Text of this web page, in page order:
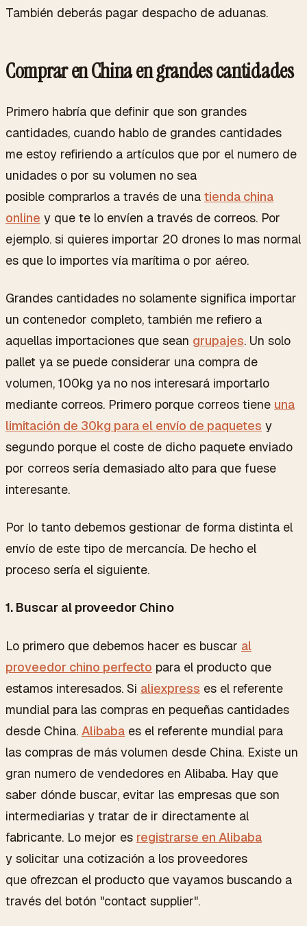
También deberás pagar despacho de aduanas.
Comprar en China en grandes cantidades
Primero habría que definir que son grandes
cantidades, cuando hablo de grandes cantidades
me estoy refiriendo a artículos que por el numero de
unidades o por su volumen no sea
posible comprarlos a través de una tienda china
online y que te lo envíen a través de correos. Por
ejemplo. si quieres importar 20 drones lo mas normal
es que lo importes vía marítima o por aéreo.
Grandes cantidades no solamente significa importar
un contenedor completo, también me refiero a
aquellas importaciones que sean grupajes. Un solo
pallet ya se puede considerar una compra de
volumen, 100kg ya no nos interesará importarlo
mediante correos. Primero porque correos tiene una
limitación de 30kg para el envío de paquetes y
segundo porque el coste de dicho paquete enviado
por correos sería demasiado alto para que fuese
interesante.
Por lo tanto debemos gestionar de forma distinta el
envío de este tipo de mercancía. De hecho el
proceso sería el siguiente.
1. Buscar al proveedor Chino
Lo primero que debemos hacer es buscar al
proveedor chino perfecto para el producto que
estamos interesados. Si aliexpress es el referente
mundial para las compras en pequeñas cantidades
desde China. Alibaba es el referente mundial para
las compras de más volumen desde China. Existe un
gran numero de vendedores en Alibaba. Hay que
saber dónde buscar, evitar las empresas que son
intermediarias y tratar de ir directamente al
fabricante. Lo mejor es registrarse en Alibaba
y solicitar una cotización a los proveedores
que ofrezcan el producto que vayamos buscando a
través del botón "contact supplier".